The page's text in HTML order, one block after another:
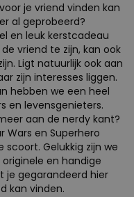
je vriend vinden kan
al geprobeerd?
en leuk kerstcadeau
vriend te zijn, kan ook
Ligt natuurlijk ook aan
zijn interesses liggen.
hebben we een heel
en levensgenieters.
aan de nerdy kant?
Wars en Superhero
Gelukkig zijn we
en handige
je gegarandeerd hier
kan vinden.